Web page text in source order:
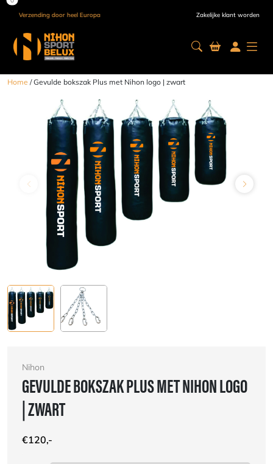
Verzending door heel Europa Zakelijke klant worden
Home / Gevulde bokszak Plus met Nihon logo | zwart
Nihon
GEVULDE BOKSZAK PLUS MET NIHON LOGO
| ZWART
€120,-